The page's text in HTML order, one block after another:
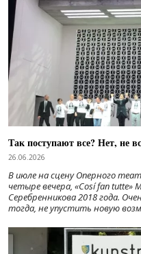
Так поступают все? Нет, не
26.06.2026
В июле на сцену Оперного
четыре вечера, «Cosí fan
Серебренникова 2018 года.
тогда, не упустить новую